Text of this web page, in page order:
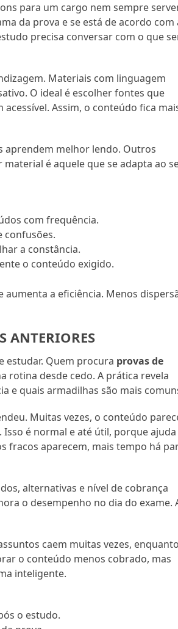
para um cargo nem sempre
da prova e se está de acordo com
precisa conversar com o que
Materiais com linguagem
O ideal é escolher fontes que
Assim, o conteúdo fica
aprendem melhor lendo. Outros
é aquele que se adapta ao
com frequência.
confusões.
a constância.
o conteúdo exigido.
a eficiência. Menos
ANTERIORES
estudar. Quem procura provas de
rotina desde cedo. A prática revela
e quais armadilhas são mais
Muitas vezes, o conteúdo
é normal e até útil, porque ajuda
fracos aparecem, mais tempo há
alternativas e nível de cobrança
o desempenho no dia do exame.
caem muitas vezes, enquanto
o conteúdo menos cobrado, mas
inteligente.
o estudo.